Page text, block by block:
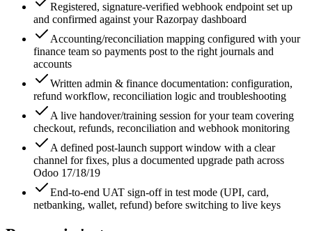
Registered, signature-verified webhook endpoint set up
and confirmed against your Razorpay dashboard
Accounting/reconciliation mapping configured with your
finance team so payments post to the right journals and
accounts
Written admin & finance documentation: configuration,
refund workflow, reconciliation logic and troubleshooting
A live handover/training session for your team covering
checkout, refunds, reconciliation and webhook monitoring
A defined post-launch support window with a clear
channel for fixes, plus a documented upgrade path across
Odoo 17/18/19
End-to-end UAT sign-off in test mode (UPI, card,
netbanking, wallet, refund) before switching to live keys